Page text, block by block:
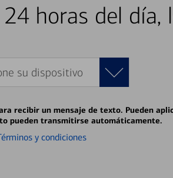
horas del día,
su dispositivo
recibir un mensaje de texto. Pueden
pueden transmitirse automáticamente.
y condiciones